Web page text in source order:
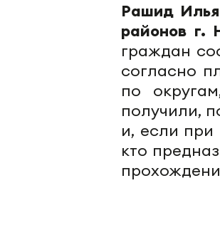
Рашид
районов
граждан
согласно
по
получили,
и, если при
кто